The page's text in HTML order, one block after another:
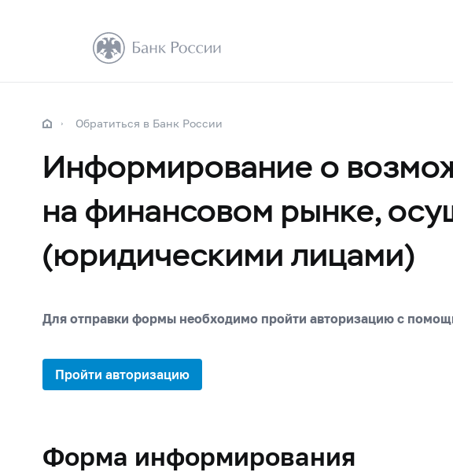
Обратиться в Банк России
Информирование о
на финансовом рынке,
(юридическими лицами)
Для отправки формы необходимо пройти авторизацию с
Пройти авторизацию
Форма информирования